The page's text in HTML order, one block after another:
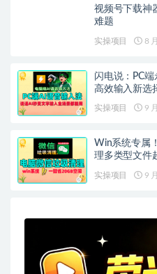
视频号下载神
难题
实操项目 8
闪电说：PC
高效输入新选
实操项目 9
Win系统专属
理多类型文件
实操项目 9